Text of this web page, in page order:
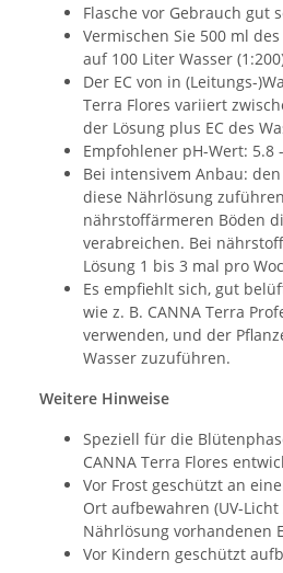
Flasche vor Gebrauch gut
Vermischen Sie 500 ml
auf 100 Liter Wasser
Der EC von in (Leitungs-
Terra Flores variiert
der Lösung plus EC des
Empfohlener pH-Wert: 5.8
Bei intensivem Anbau:
diese Nährlösung
nährstoffärmeren Böden
verabreichen. Bei
Lösung 1 bis 3 mal pro
Es empfiehlt sich, gut
wie z. B. CANNA Terra
verwenden, und der
Wasser zuzuführen.
Weitere Hinweise
Speziell für die
CANNA Terra Flores
Vor Frost geschützt an
Ort aufbewahren (UV-
Nährlösung vorhandenen
Vor Kindern geschützt